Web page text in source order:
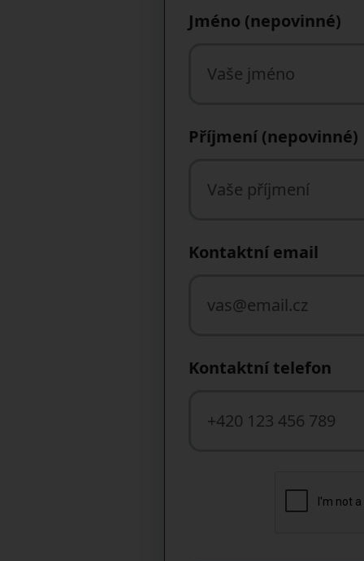
Jméno (nepovinné)
Příjmení (nepovinné)
Kontaktní email
Kontaktní telefon